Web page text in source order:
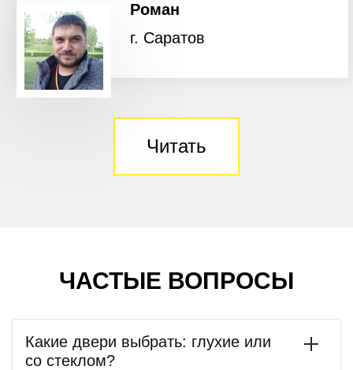
Роман
г. Саратов
Читать
ЧАСТЫЕ ВОПРОСЫ
Какие двери выбрать: глухие или
со стеклом?